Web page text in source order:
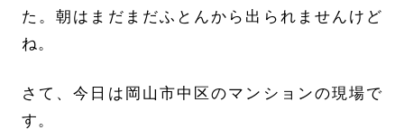
た。朝はまだまだふとんから出られませんけど
ね。
さて、今日は岡山市中区のマンションの現場で
す。